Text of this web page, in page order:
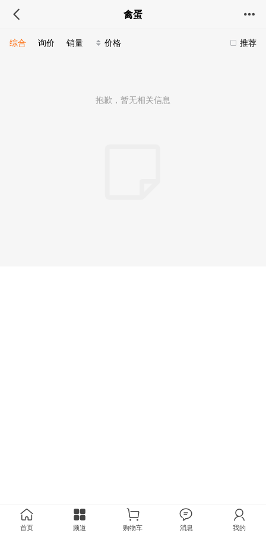
禽蛋
推荐
综合 询价 销量 价格
抱歉，暂无相关信息
首页 频道 购物车 消息 我的